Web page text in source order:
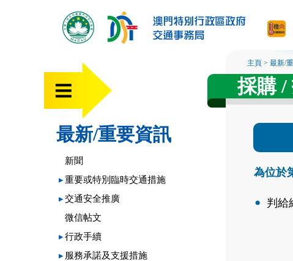
最新/重要資訊
新聞
▸重要或特別臨時交通措施
▸交通安全推廣
微信帖文
▸行政手續
▸ 服務承諾及支援措施
主頁 >最新/
採購 /
為位於
判給